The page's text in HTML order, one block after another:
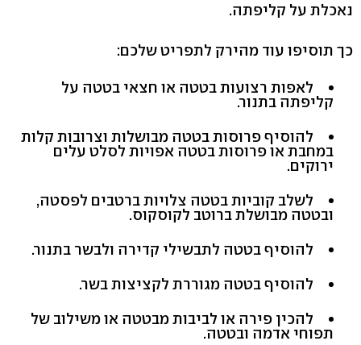
נאכלת על קליפתה.
כך תוסיפו עוד מהירק לתפריט שלכם:
לאפות רצועות בטטה או חצאי בטטה על
קליפתה בתנור.
להוסיף פרוסות בטטה מבושלות וצרובות קלות
במחבת או פרוסות בטטה אפויות לסלט עלים
ירוקים.
לשלב קוביות בטטה צלויות ברטבים לפסטה,
ובטטה מבושלת ברוטב לקוסקוס.
להוסיף בטטה לתבשילי קדירה ולבשר בתנור.
להוסיף בטטה מגוררת לקציצות בשר.
להכין פירה או לביבות מבטטה או משילוב של
תפוחי אדמה ובטטה.